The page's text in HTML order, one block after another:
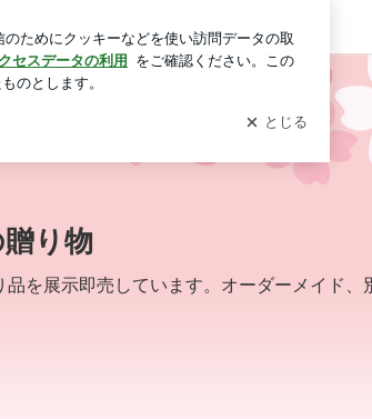
ログイン
り物
を展示即売しています。オーダーメイド、